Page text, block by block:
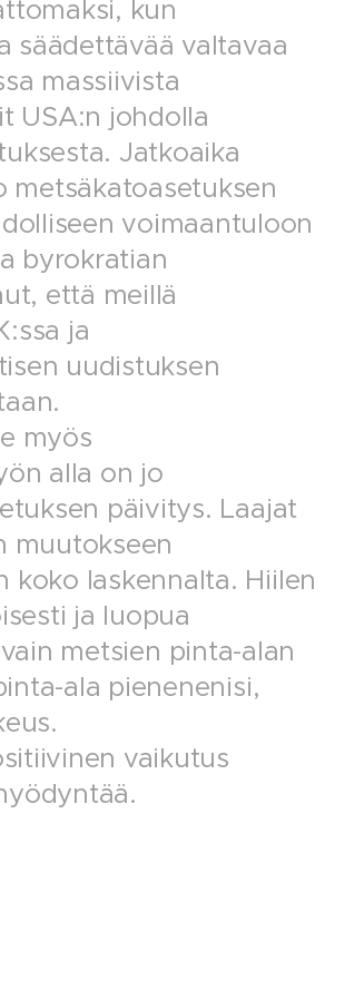
kun
säädettävää valtavaa
massiivista
USA:n johdolla
Jatkoaika
metsäkatoasetuksen
voimaantuloon
byrokratian
että meillä
ja
uudistuksen
myös
alla on jo
päivitys. Laajat
muutokseen
koko laskennalta. Hiilen
ja luopua
metsien pinta-alan
ala pienenenisi,
vaikutus